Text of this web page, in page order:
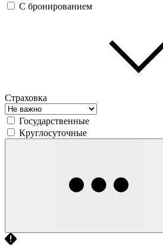
С бронированием
Страховка
Государственные
Круглосуточные